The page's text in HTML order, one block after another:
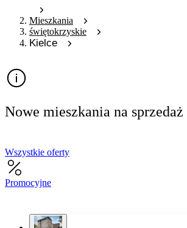
Mieszkania
świętokrzyskie
Kielce
Nowe mieszkania na
Wszystkie oferty
Promocyjne